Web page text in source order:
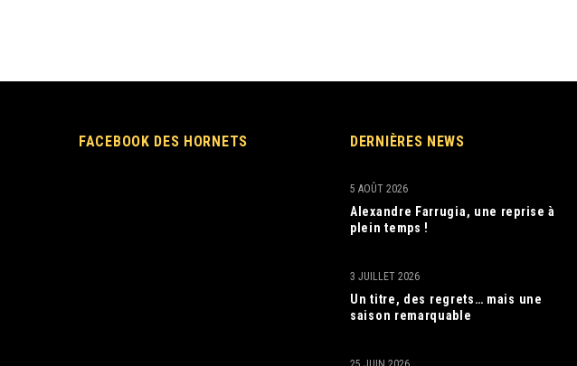
FACEBOOK DES HORNETS DERNIÈRES NEWS
Alexandre Farrugia, une reprise à
plein temps !
5 AOÛT 2026
Un titre, des regrets… mais une
saison remarquable
3 JUILLET 2026